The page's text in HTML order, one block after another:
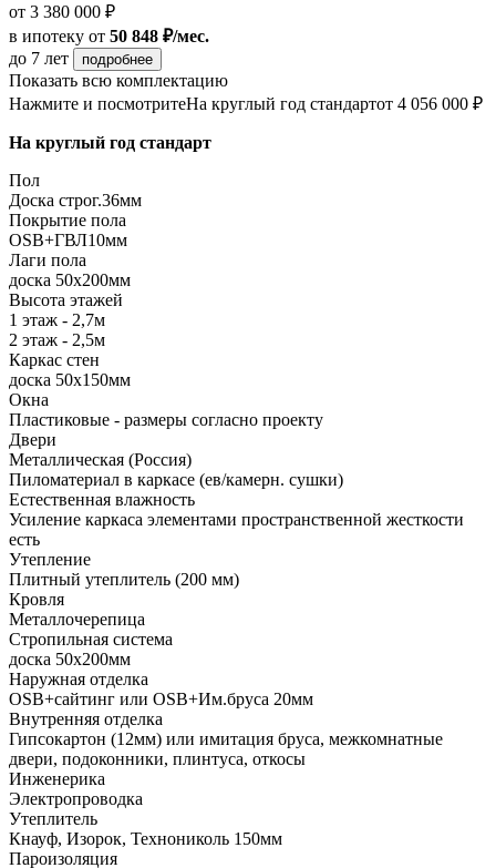
от 3 380 000 ₽
в ипотеку от 50 848 ₽/мес.
до 7 лет
подробнее
Показать всю комплектацию
Нажмите и посмотритеНа круглый год стандартот 4 056 000 ₽
На круглый год стандарт
Пол
Доска строг.36мм
Покрытие пола
ОSB+ГВЛ10мм
Лаги пола
доска 50х200мм
Высота этажей
1 этаж - 2,7м
2 этаж - 2,5м
Каркас стен
доска 50х150мм
Окна
Пластиковые - размеры согласно проекту
Двери
Металлическая (Россия)
Пиломатериал в каркасе (ев/камерн. сушки)
Естественная влажность
Усиление каркаса элементами пространственной жесткости
есть
Утепление
Плитный утеплитель (200 мм)
Кровля
Металлочерепица
Стропильная система
доска 50х200мм
Наружная отделка
OSB+сайтинг или OSB+Им.бруса 20мм
Внутренняя отделка
Гипсокартон (12мм) или имитация бруса, межкомнатные
двери, подоконники, плинтуса, откосы
Инженерика
Электропроводка
Утеплитель
Кнауф, Изорок, Технониколь 150мм
Пароизоляция